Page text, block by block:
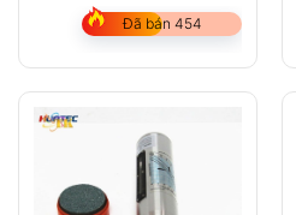
Đã bán 454